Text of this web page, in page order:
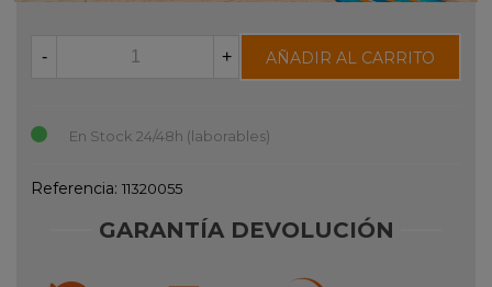
- + AÑADIR AL CARRITO
En Stock 24/48h (laborables)
Referencia: 11320055
GARANTÍA DEVOLUCIÓN